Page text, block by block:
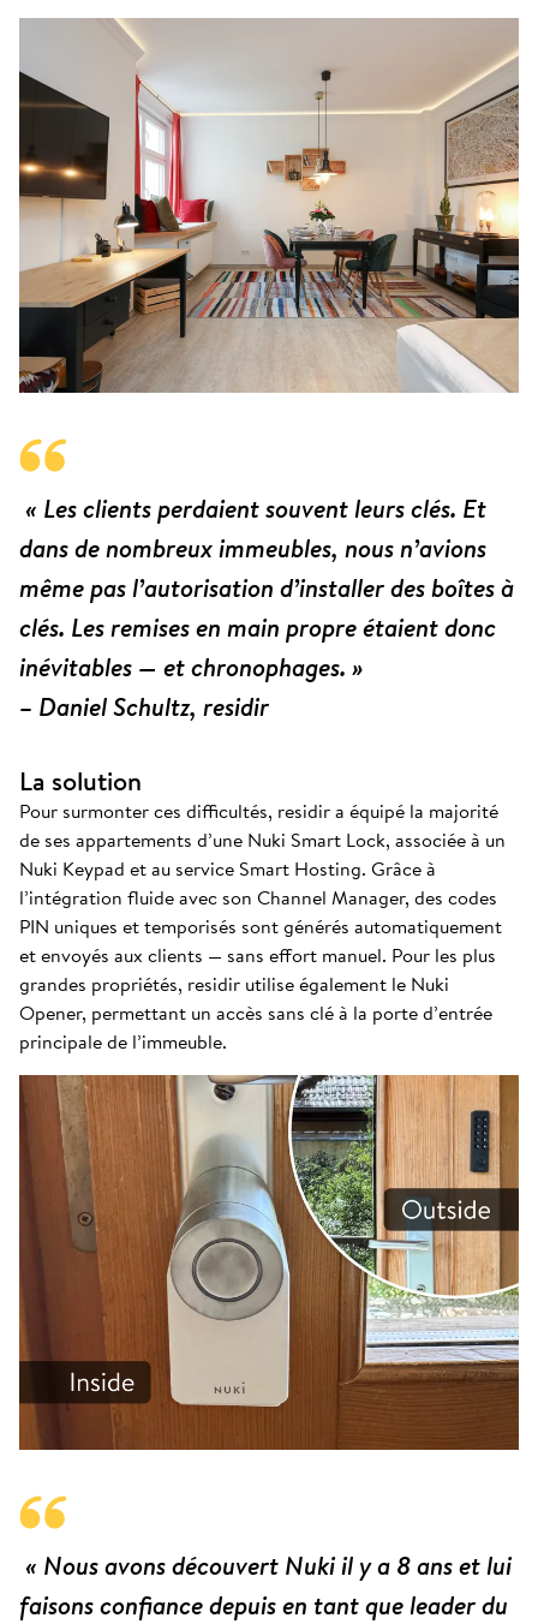
« Les clients perdaient souvent leurs clés. Et
dans de nombreux immeubles, nous n’avions
même pas l’autorisation d’installer des boîtes à
clés. Les remises en main propre étaient donc
inévitables — et chronophages. »
– Daniel Schultz, residir
La solution
Pour surmonter ces difficultés, residir a équipé la majorité
de ses appartements d’une Nuki Smart Lock, associée à un
Nuki Keypad et au service Smart Hosting. Grâce à
l’intégration fluide avec son Channel Manager, des codes
PIN uniques et temporisés sont générés automatiquement
et envoyés aux clients — sans effort manuel. Pour les plus
grandes propriétés, residir utilise également le Nuki
Opener, permettant un accès sans clé à la porte d’entrée
principale de l’immeuble.
« Nous avons découvert Nuki il y a 8 ans et lui
faisons confiance depuis en tant que leader du